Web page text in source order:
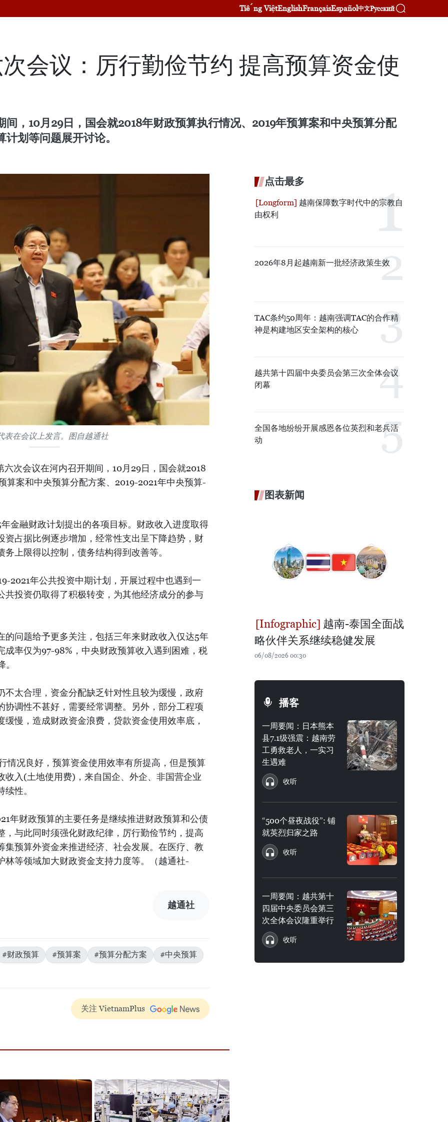
Tiếng ViệtEnglishFrançaisEspañol中文Русский
会议：厉行勤俭节约 提高预算资金使
，10月29日，国会就2018年财政预算执行情况、2019年预算案和中央预算分配
划等问题展开讨论。
表在会议上发言。图自越通社
次会议在河内召开期间，10月29日，国会就2018
算案和中央预算分配方案、2019-2021年中央预算-
金融财政计划提出的各项目标。财政收入进度取得
资占据比例逐步增加，经常性支出呈下降趋势，财
上限得以控制，债务结构得到改善等。
2021年公共投资中期计划，开展过程中也遇到一
共投资仍取得了积极转变，为其他经济成分的参与
的问题给予更多关注，包括三年来财政收入仅达5年
成率仅为97-98%，中央财政预算收入遇到困难，税
不太合理，资金分配缺乏针对性且较为缓慢，政府
协调性不甚好，需要经常调整。另外，部分工程项
慢，造成财政资金浪费，贷款资金使用效率底，
情况良好，预算资金使用效率有所提高，但是预算
收入(土地使用费)，来自国企、外企、非国营企业
性。
年财政预算的主要任务是继续推进财政预算和公债
，与此同时须强化财政纪律，厉行勤俭节约，提高
集预算外资金来推进经济、社会发展。在医疗、教
林等领域加大财政资金支持力度等。（越通社-
越通社
#财政预算 #预算案 #预算分配方案 #中央预算
关注 VietnamPlus
点击最多
越南保障数字时代中的宗教自
由权利
2026年8月起越南新一批经济政策生效
TAC条约50周年：越南强调TAC的合作精
神是构建地区安全架构的核心
越共第十四届中央委员会第三次全体会议
闭幕
全国各地纷纷开展感恩各位英烈和老兵活
动
图表新闻
越南-泰国全面战
略伙伴关系继续稳健发展
06/08/2026 00:30
播客
一周要闻：日本熊本
县7.1级强震：越南劳
工勇救老人，一实习
生遇难
收听
“500个昼夜战役”: 铺
就英烈归家之路
收听
一周要闻：越共第十
四届中央委员会第三
次全体会议隆重举行
收听